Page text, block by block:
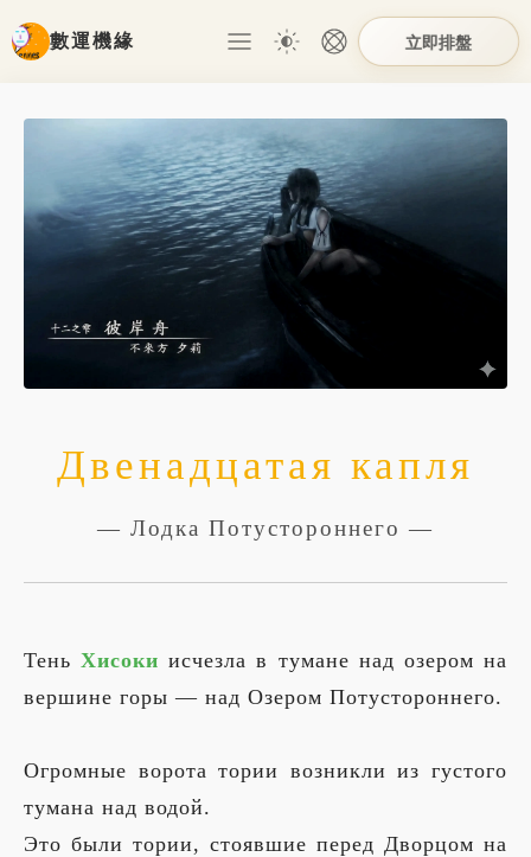
數運機緣 立即排盤
Двенадцатая капля
— Лодка Потустороннего —
ТеньХисоки исчезла в тумане над озером на
вершине горы — над Озером Потустороннего.
Огромные ворота тории возникли из густого
тумана над водой.
Это были тории, стоявшие перед Дворцом на